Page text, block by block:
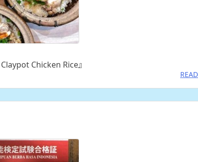
Chicken Rice』